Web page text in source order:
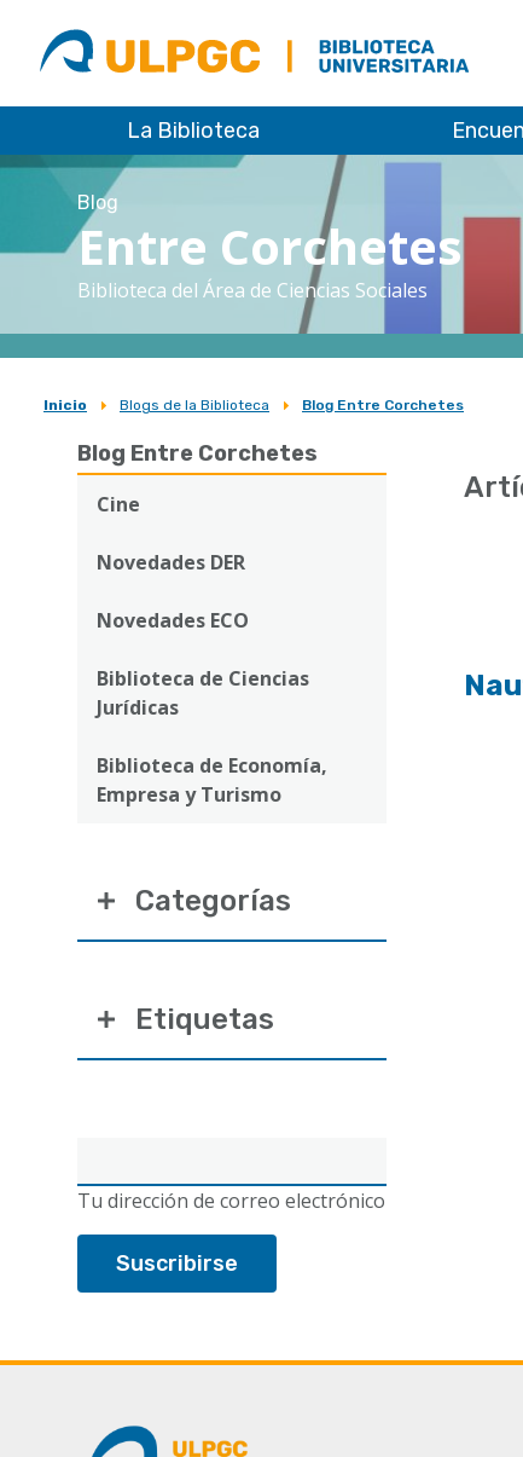
ULPGC
Biblioteca
ULPGC
La Biblioteca
Blog
Entre Corchetes
Biblioteca del Área de Ciencias Sociales
Sobrescribir
enlaces
ayuda
navegación
Inicio Blogs de la Biblioteca Blog Entre Corchetes
Blog Entre Corchetes
Cine
Novedades DER
Novedades ECO
Biblioteca de Ciencias
Jurídicas
Biblioteca de Economía,
Empresa y Turismo
electrónico
Tu dirección de correo electrónico
Categorías
Etiquetas